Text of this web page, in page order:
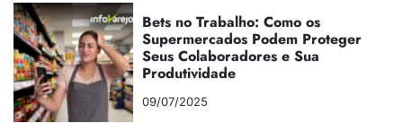
Bets no Trabalho: Como os
Supermercados Podem Proteger
Seus Colaboradores e Sua
Produtividade
09/07/2025